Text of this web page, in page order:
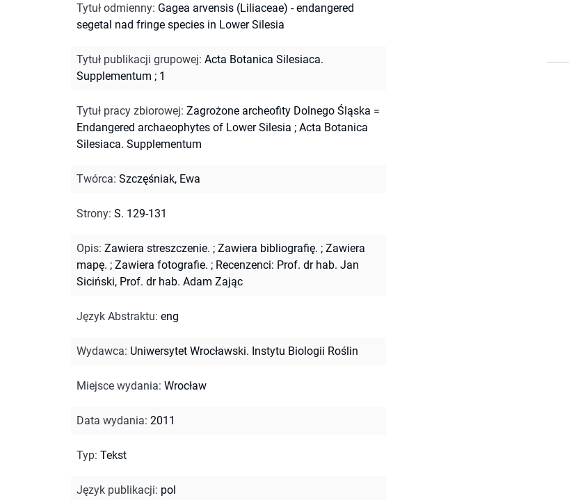
Tytuł odmienny: Gagea arvensis (Liliaceae) - endangered
segetal nad fringe species in Lower Silesia
Tytuł publikacji grupowej: Acta Botanica Silesiaca.
Supplementum ; 1
Tytuł pracy zbiorowej: Zagrożone archeofity Dolnego Śląska =
Endangered archaeophytes of Lower Silesia ; Acta Botanica
Silesiaca. Supplementum
Twórca: Szczęśniak, Ewa
Strony: S. 129-131
Opis: Zawiera streszczenie. ; Zawiera bibliografię. ; Zawiera
mapę. ; Zawiera fotografie. ; Recenzenci: Prof. dr hab. Jan
Siciński, Prof. dr hab. Adam Zając
Język Abstraktu: eng
Wydawca: Uniwersytet Wrocławski. Instytu Biologii Roślin
Miejsce wydania: Wrocław
Data wydania: 2011
Typ: Tekst
Język publikacji: pol